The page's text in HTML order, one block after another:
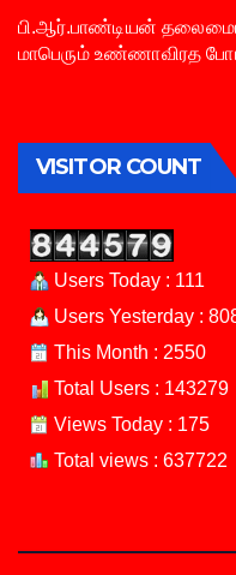
பி.ஆர்.பாண்டியன்
மாபெரும் உண்ணாவிரத
VISITOR COUNT
Users Today : 111
Users Yesterday :
This Month : 2550
Total Users : 143279
Views Today : 175
Total views : 637722